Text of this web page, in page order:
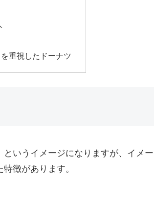
重視したドーナツ
いうイメージになりますが、イメー
徴があります。